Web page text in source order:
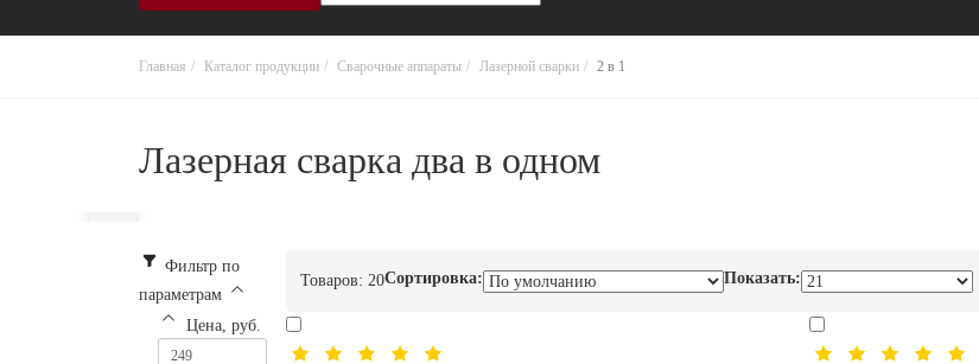
Главная Каталог продукции Сварочные аппараты Лазерной сварки 2 в 1
Лазерная сварка два в одном
Фильтр по
параметрам
Цена, руб.
Товаров: 20Сортировка: Показать: